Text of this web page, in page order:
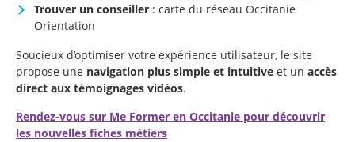
Trouver un conseiller : carte du réseau Occitanie
Orientation
Soucieux d’optimiser votre expérience utilisateur, le site
propose une navigation plus simple et intuitive et un accès
direct aux témoignages vidéos.
Rendez-vous sur Me Former en Occitanie pour découvrir
les nouvelles fiches métiers